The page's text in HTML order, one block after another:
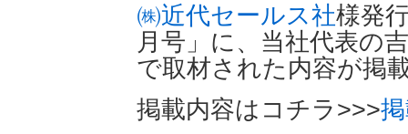
㈱近代セールス社様発
月号」に、当社代表の
で取材された内容が掲
掲載内容はコチラ>>>